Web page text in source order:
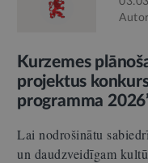
Kurzemes
projektus
programma
Lai nodrošinātu
un daudzveidīgam